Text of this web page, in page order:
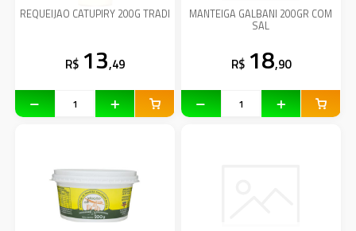
REQUEIJAO CATUPIRY 200G TRADI
R$ 13,49
MANTEIGA GALBANI 200GR COM
SAL
R$ 18,90